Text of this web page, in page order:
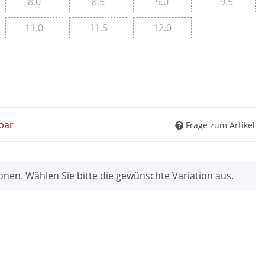
11.011.0 11.511.5 12.012.0
Frage zum Artikel
Wählen Sie bitte die gewünschte Variation aus.